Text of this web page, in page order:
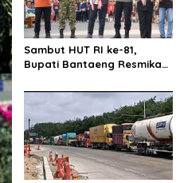
p
o
s
Sambut HUT RI ke-81,
Bupati Bantaeng Resmikan
Bissampole